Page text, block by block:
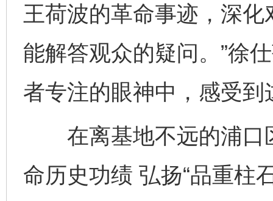
王荷波的革命事迹，深
能解答观众的疑问。”徐
者专注的眼神中，感受
在离基地不远的浦口
命历史功绩 弘扬“品重柱